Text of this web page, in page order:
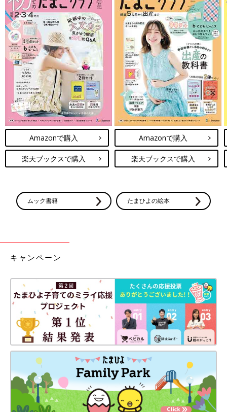
楽天市場で見る
「4歳の娘はお料理が大好きで、よく手伝ってくれますが、包丁
はまだ危ないので触らせてません。今は、おままごとの包丁で使
い方やどれほど危ないものかを教えて練習中です。それがうまく
できたら『ソフィアの包丁』を買うと約束しました」
「2歳から包丁とピーラー持たせています。ものすごく気をつけ
て、慣れさせて、回数をこなさせたので3歳の時には、親の手を
添えずに切れるようになりました。そこから気長に教えたら、小
4でカレーなどを一人で作るように。おかげで仕事の日は、子ど
もが夕飯を作ってくれているので助かってます」
「3歳から手伝ってもらっています。大人用の包丁ですが、片時
最初は目も離せず余計に時間がかかってしまいますが、今からし
しましょう！
（文・井上裕紀子）
日本の子どもの睡眠は危機的状況！？
「脳をはぐくむために、子ども時代は睡
眠を最優先で考えてほしい」【乳幼児睡
眠コンサルタント】
0〜2歳の乳児期は、寝かしつけや夜泣きに悩ん
でいたりするママ・パパたちが多いようです。
しかし、3歳以降になると「お昼寝はいつま
で？」「1人寝の練習はいつから？」といった
新たな悩みが出てくるよう。そんな3～5歳ごろ
の睡眠の悩みについて、アメリカ・ニューヨー
クを拠点に活動する、乳幼児睡眠コンサルタン
トの愛波あやさんに聞きました。
■文中のコメントはすべて、『ウィメンズパーク』（2022年1月
末まで）の投稿からの抜粋です。
※この記事は「たまひよONLINE」で過去に公開されたもので
Amazonで購入
楽天ブックスで購入
Amazonで購入
楽天ブックスで購入
ムック書籍 たまひよの絵本
キャンペーン